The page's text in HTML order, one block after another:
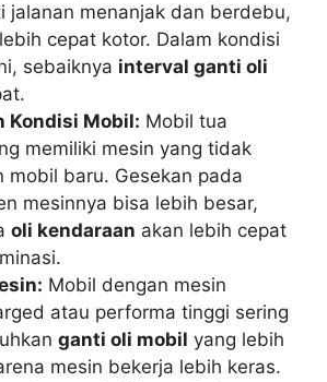
jalanan menanjak dan berdebu,
cepat kotor. Dalam kondisi
sebaiknya interval ganti oli
Kondisi Mobil: Mobil tua
memiliki mesin yang tidak
mobil baru. Gesekan pada
mesinnya bisa lebih besar,
oli kendaraan akan lebih cepat
Mobil dengan mesin
atau performa tinggi sering
ganti oli mobil yang lebih
mesin bekerja lebih keras.